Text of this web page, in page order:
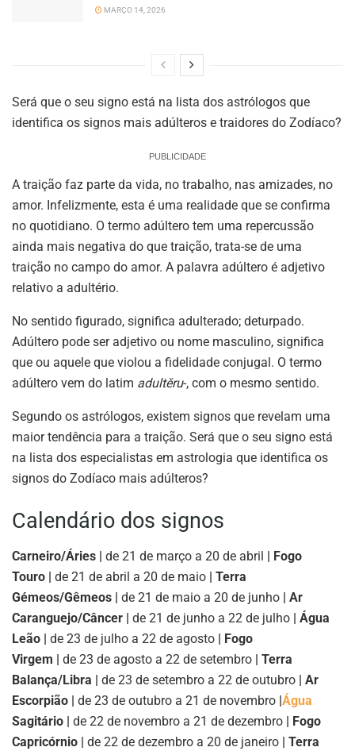
MARÇO 14, 2026
Será que o seu signo está na lista dos astrólogos que
identifica os signos mais adúlteros e traidores do Zodíaco?
PUBLICIDADE
A traição faz parte da vida, no trabalho, nas amizades, no
amor. Infelizmente, esta é uma realidade que se confirma
no quotidiano. O termo adúltero tem uma repercussão
ainda mais negativa do que traição, trata-se de uma
traição no campo do amor. A palavra adúltero é adjetivo
relativo a adultério.
No sentido figurado, significa adulterado; deturpado.
Adúltero pode ser adjetivo ou nome masculino, significa
que ou aquele que violou a fidelidade conjugal. O termo
adúltero vem do latim adultĕru-, com o mesmo sentido.
Segundo os astrólogos, existem signos que revelam uma
maior tendência para a traição. Será que o seu signo está
na lista dos especialistas em astrologia que identifica os
signos do Zodíaco mais adúlteros?
Calendário dos signos
Carneiro/Áries | de 21 de março a 20 de abril | Fogo
Touro | de 21 de abril a 20 de maio | Terra
Gémeos/Gêmeos | de 21 de maio a 20 de junho | Ar
Caranguejo/Câncer | de 21 de junho a 22 de julho | Água
Leão | de 23 de julho a 22 de agosto | Fogo
Virgem | de 23 de agosto a 22 de setembro | Terra
Balança/Libra | de 23 de setembro a 22 de outubro | Ar
Escorpião | de 23 de outubro a 21 de novembro |Água
Sagitário | de 22 de novembro a 21 de dezembro | Fogo
Capricórnio | de 22 de dezembro a 20 de janeiro | Terra